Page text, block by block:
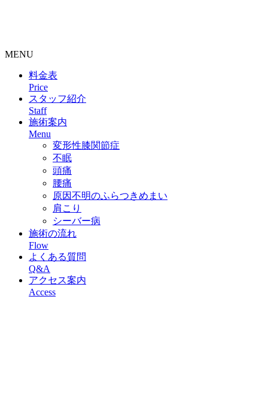
MENU
料金表
Price
スタッフ紹介
Staff
施術案内
Menu
変形性膝関節症
不眠
頭痛
腰痛
原因不明のふらつきめまい
肩こり
シーバー病
施術の流れ
Flow
よくある質問
Q&A
アクセス案内
Access